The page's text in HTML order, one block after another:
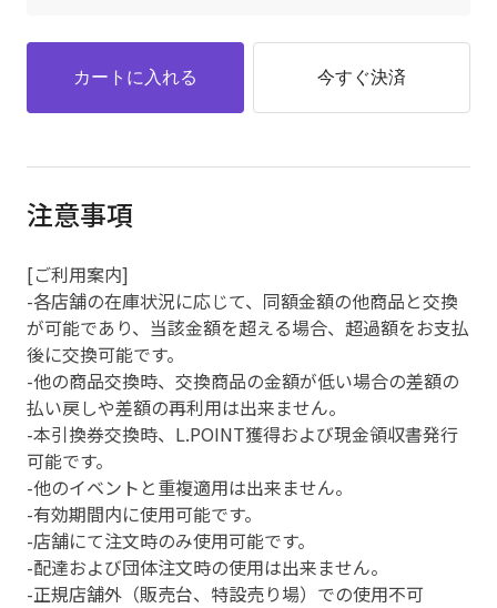
カートに入れる 今すぐ決済
注意事項
[ご利用案内]
-各店舗の在庫状況に応じて、同額金額の他商品と交換
が可能であり、当該金額を超える場合、超過額をお支払
後に交換可能です。
-他の商品交換時、交換商品の金額が低い場合の差額の
払い戻しや差額の再利用は出来ません。
-本引換券交換時、L.POINT獲得および現金領収書発行
可能です。
-他のイベントと重複適用は出来ません。
-有効期間内に使用可能です。
-店舗にて注文時のみ使用可能です。
-配達および団体注文時の使用は出来ません。
-正規店舗外（販売台、特設売り場）での使用不可